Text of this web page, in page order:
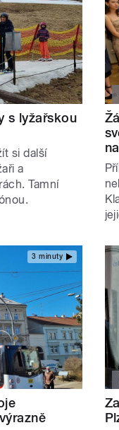
s lyžařskou
si další
a
Tamní
3 minuty